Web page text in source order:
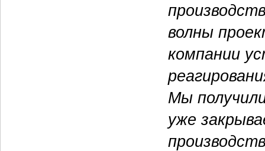
волны
компании
Мы
уже